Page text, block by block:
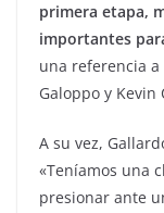
primera etapa,
importantes
una referencia a
Galoppo y Kevin
A su vez,
«Teníamos una
presionar ante